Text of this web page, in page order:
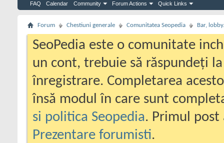
FAQ Calendar Community Forum Actions Quick Links
Forum Chestiuni generale Comunitatea Seopedia Bar,
SeoPedia este o comunitate
un cont, trebuie să răspundeți
înregistrare. Completarea
însă modul în care sunt
si politica Seopedia. Primul
Prezentare forumisti.